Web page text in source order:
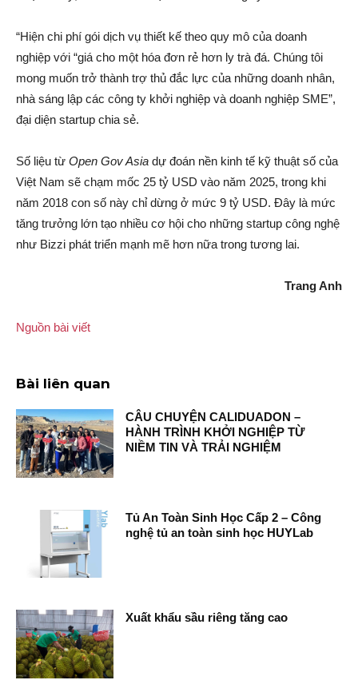
“Hiện chi phí gói dịch vụ thiết kế theo quy mô của doanh
nghiệp với “giá cho một hóa đơn rẻ hơn ly trà đá. Chúng tôi
mong muốn trở thành trợ thủ đắc lực của những doanh nhân,
nhà sáng lập các công ty khởi nghiệp và doanh nghiệp SME”,
đại diện startup chia sẻ.
Số liệu từ Open Gov Asia dự đoán nền kinh tế kỹ thuật số của
Việt Nam sẽ chạm mốc 25 tỷ USD vào năm 2025, trong khi
năm 2018 con số này chỉ dừng ở mức 9 tỷ USD. Đây là mức
tăng trưởng lớn tạo nhiều cơ hội cho những startup công nghệ
như Bizzi phát triển mạnh mẽ hơn nữa trong tương lai.
Trang Anh
Nguồn bài viết
Bài liên quan
CÂU CHUYỆN CALIDUADON –
HÀNH TRÌNH KHỞI NGHIỆP TỪ
NIỀM TIN VÀ TRẢI NGHIỆM
Tủ An Toàn Sinh Học Cấp 2 – Công
nghệ tủ an toàn sinh học HUYLab
Xuất khẩu sầu riêng tăng cao